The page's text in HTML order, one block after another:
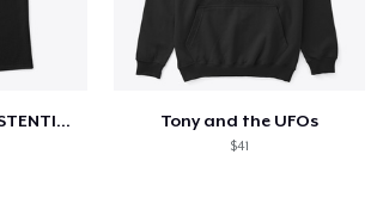
Current Mood: EXISTENTIAL CRISIS Tony and the UFOs
$41